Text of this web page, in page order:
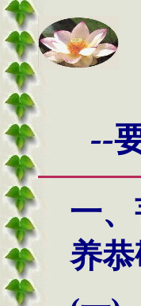
--
一
养